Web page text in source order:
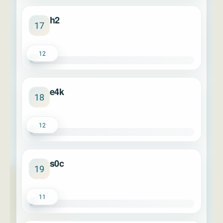
17 h2
12
18 e4k
12
19 s0c
11